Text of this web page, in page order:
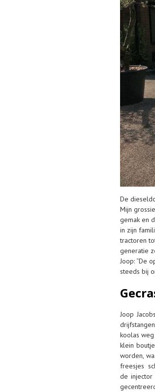
De
Mijn
gemak en
in zijn
tractoren
generatie
Joop: “De
steeds bij
Joop
koolas
klein
worden,
freesjes
de injector